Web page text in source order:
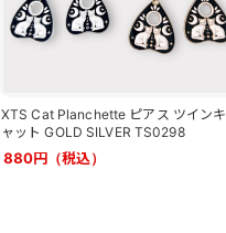
XTS Cat Planchette ピアス ツインキ
ャット GOLD SILVER TS0298
880円（税込）